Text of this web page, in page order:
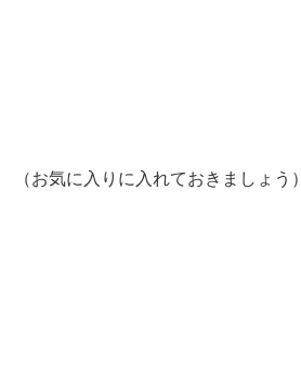
お気に入りに入れておきましょう）